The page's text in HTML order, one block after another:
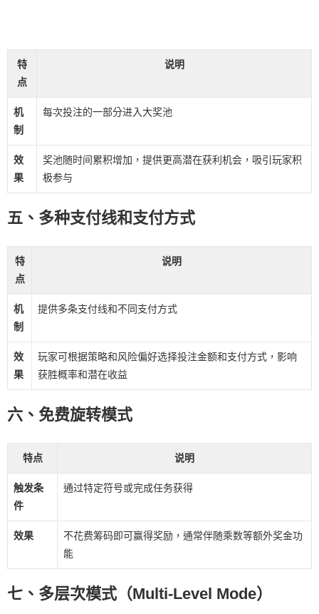
特
点
说明
机
制
每次投注的一部分进入大奖池
效
果
奖池随时间累积增加，提供更高潜在获利机会，吸引玩家积
极参与
五、多种支付线和支付方式
特
点
说明
机
制
提供多条支付线和不同支付方式
效
果
玩家可根据策略和风险偏好选择投注金额和支付方式，影响
获胜概率和潜在收益
六、免费旋转模式
特点 说明
触发条
件
通过特定符号或完成任务获得
效果
不花费筹码即可赢得奖励，通常伴随乘数等额外奖金功
能
七、多层次模式（Multi-Level Mode）